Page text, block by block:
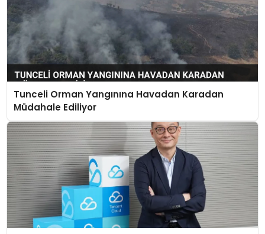
Tunceli Orman Yangınına Havadan Karadan
Müdahale Ediliyor